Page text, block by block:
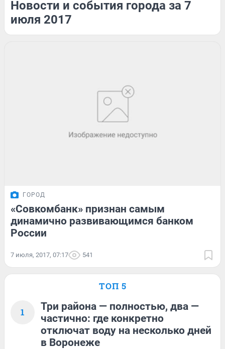
Новости и события города за 7
июля 2017
ГОРОД
«Совкомбанк» признан самым
динамично развивающимся банком
России
7 июля, 2017, 07:17 541
ТОП 5
1
Три района — полностью, два —
частично: где конкретно
отключат воду на несколько дней
в Воронеже